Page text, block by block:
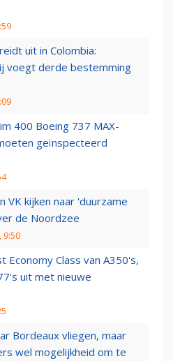
uit in Colombia:
voegt derde bestemming
400 Boeing 737 MAX-
geïnspecteerd
VK kijken naar 'duurzame
de Noordzee
9:50
Economy Class van A350's,
uit met nieuwe
Bordeaux vliegen, maar
wel mogelijkheid om te